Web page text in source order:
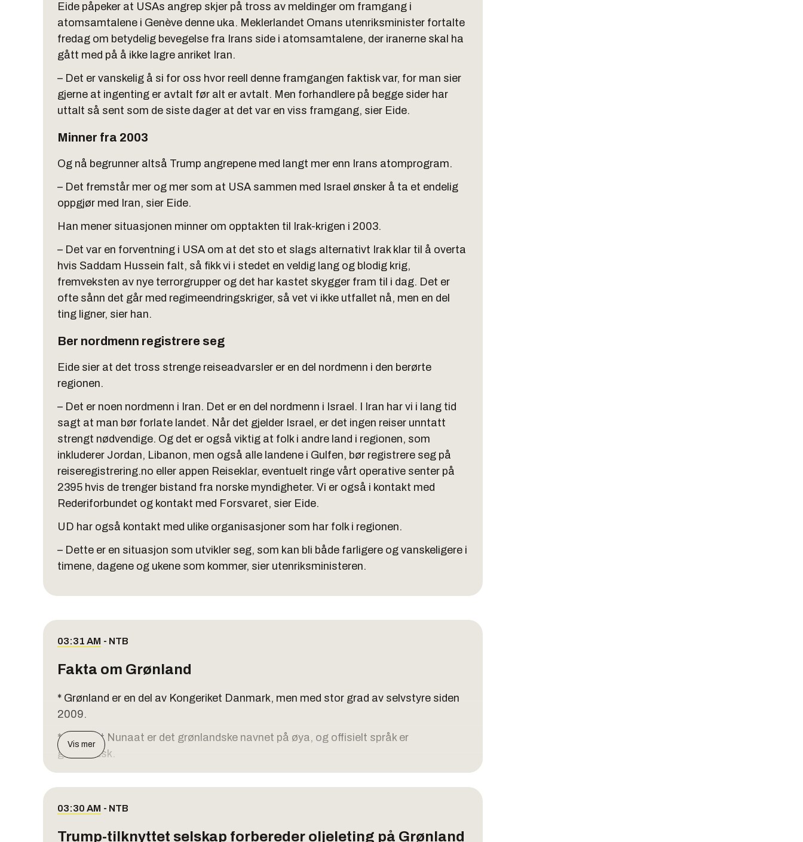
Eide påpeker at USAs angrep skjer på tross av meldinger om framgang i
atomsamtalene i Genève denne uka. Meklerlandet Omans utenriksminister fortalte
fredag om betydelig bevegelse fra Irans side i atomsamtalene, der iranerne skal ha
gått med på å ikke lagre anriket Iran.
– Det er vanskelig å si for oss hvor reell denne framgangen faktisk var, for man sier
gjerne at ingenting er avtalt før alt er avtalt. Men forhandlere på begge sider har
uttalt så sent som de siste dager at det var en viss framgang, sier Eide.
Minner fra 2003
Og nå begrunner altså Trump angrepene med langt mer enn Irans atomprogram.
– Det fremstår mer og mer som at USA sammen med Israel ønsker å ta et endelig
oppgjør med Iran, sier Eide.
Han mener situasjonen minner om opptakten til Irak-krigen i 2003.
– Det var en forventning i USA om at det sto et slags alternativt Irak klar til å overta
hvis Saddam Hussein falt, så fikk vi i stedet en veldig lang og blodig krig,
fremveksten av nye terrorgrupper og det har kastet skygger fram til i dag. Det er
ofte sånn det går med regimeendringskriger, så vet vi ikke utfallet nå, men en del
ting ligner, sier han.
Ber nordmenn registrere seg
Eide sier at det tross strenge reiseadvarsler er en del nordmenn i den berørte
regionen.
– Det er noen nordmenn i Iran. Det er en del nordmenn i Israel. I Iran har vi i lang tid
sagt at man bør forlate landet. Når det gjelder Israel, er det ingen reiser unntatt
strengt nødvendige. Og det er også viktig at folk i andre land i regionen, som
inkluderer Jordan, Libanon, men også alle landene i Gulfen, bør registrere seg på
reiseregistrering.no eller appen Reiseklar, eventuelt ringe vårt operative senter på
2395 hvis de trenger bistand fra norske myndigheter. Vi er også i kontakt med
Rederiforbundet og kontakt med Forsvaret, sier Eide.
UD har også kontakt med ulike organisasjoner som har folk i regionen.
– Dette er en situasjon som utvikler seg, som kan bli både farligere og vanskeligere i
timene, dagene og ukene som kommer, sier utenriksministeren.
03:31 AM - NTB
Fakta om Grønland
* Grønland er en del av Kongeriket Danmark, men med stor grad av selvstyre siden
2009.
* Kalaallit Nunaat er det grønlandske navnet på øya, og offisielt språk er
grønlandsk.
* Over 80 prosent av Grønland er dekket av innlandsis som noen steder er flere
kilometer tykk. Isen krymper gradvis som følge av den globale oppvarmingen.
Vis mer
03:30 AM - NTB
Trump-tilknyttet selskap forbereder oljeleting på Grønland